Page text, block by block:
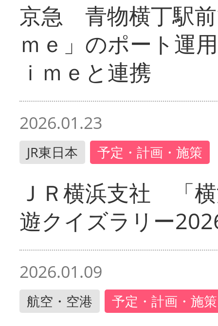
京急 青物横丁駅
ｍｅ」のポート運
ｉｍｅと連携
2026.01.23
JR東日本 予定・計画・施策
ＪＲ横浜支社 「
遊クイズラリー
2026.01.09
航空・空港 予定・計画・施策